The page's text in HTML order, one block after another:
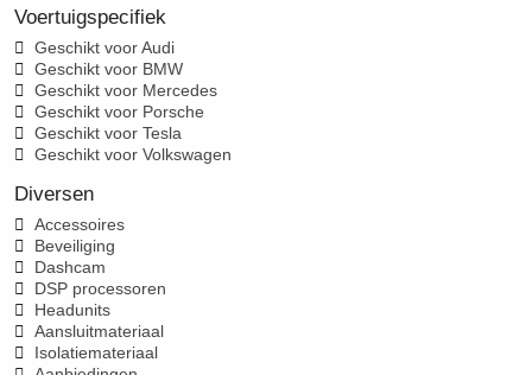
Voertuigspecifiek
Geschikt voor Audi
Geschikt voor BMW
Geschikt voor Mercedes
Geschikt voor Porsche
Geschikt voor Tesla
Geschikt voor Volkswagen
Diversen
Accessoires
Beveiliging
Dashcam
DSP processoren
Headunits
Aansluitmateriaal
Isolatiemateriaal